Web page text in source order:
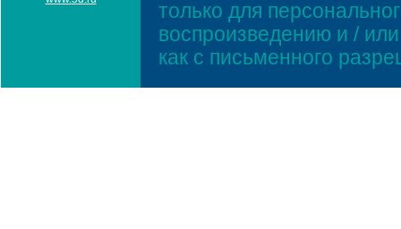
только для
воспроизведению и /
как с письменного